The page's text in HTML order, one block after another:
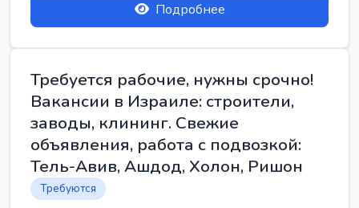
Подробнее
Требуется рабочие, нужны срочно!
Вакансии в Израиле: строители,
заводы, клининг. Свежие
объявления, работа с подвозкой:
Тель-Авив, Ашдод, Холон, Ришон
Требуются